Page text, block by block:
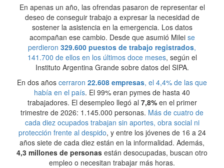
En apenas un año, las ofrendas pasaron de representar el
deseo de conseguir trabajo a expresar la necesidad de
sostener la asistencia en la emergencia. Los datos
acompañan ese cambio. Desde que asumió Milei se
perdieron 329.600 puestos de trabajo registrados,
141.700 de ellos en los últimos doce meses, según el
Instituto Argentina Grande sobre datos del SIPA.
En dos años cerraron 22.608 empresas, el 4,4% de las que
había en el país. El 99% eran pymes de hasta 40
trabajadores. El desempleo llegó al 7,8%en el primer
trimestre de 2026: 1.145.000 personas. Más de cuatro de
cada diez ocupados trabajan sin aportes, obra social ni
protección frente al despido, y entre los jóvenes de 16 a 24
años siete de cada diez están en la informalidad. Además,
4,3 millones de personas están desocupadas, buscan otro
empleo o necesitan trabajar más horas.